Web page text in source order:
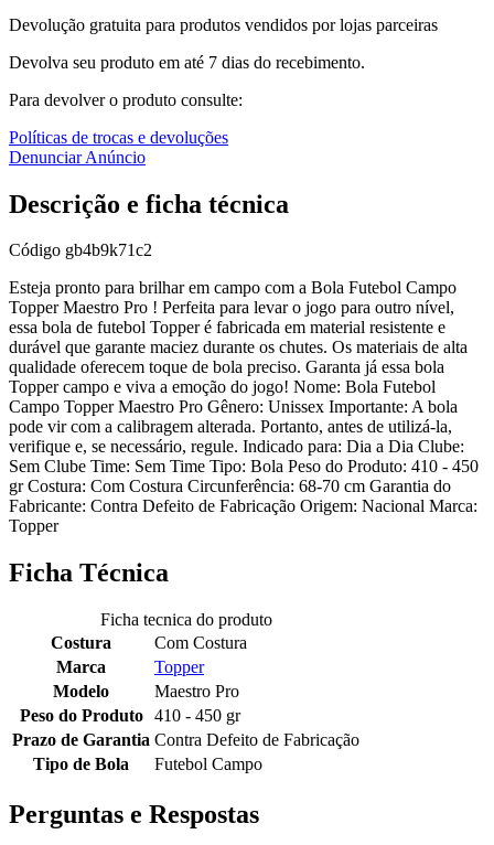
Devolução gratuita para produtos vendidos por lojas parceiras
Devolva seu produto em até 7 dias do recebimento.
Para devolver o produto consulte:
Políticas de trocas e devoluções
Denunciar Anúncio
Descrição e ficha técnica
Código gb4b9k71c2
Esteja pronto para brilhar em campo com a Bola Futebol Campo
Topper Maestro Pro ! Perfeita para levar o jogo para outro nível,
essa bola de futebol Topper é fabricada em material resistente e
durável que garante maciez durante os chutes. Os materiais de alta
qualidade oferecem toque de bola preciso. Garanta já essa bola
Topper campo e viva a emoção do jogo! Nome: Bola Futebol
Campo Topper Maestro Pro Gênero: Unissex Importante: A bola
pode vir com a calibragem alterada. Portanto, antes de utilizá-la,
verifique e, se necessário, regule. Indicado para: Dia a Dia Clube:
Sem Clube Time: Sem Time Tipo: Bola Peso do Produto: 410 - 450
gr Costura: Com Costura Circunferência: 68-70 cm Garantia do
Fabricante: Contra Defeito de Fabricação Origem: Nacional Marca:
Topper
Ficha Técnica
Ficha tecnica do produto
Costura
Com Costura
Marca
Topper
Modelo
Maestro Pro
Peso do Produto
410 - 450 gr
Prazo de Garantia Contra Defeito de Fabricação
Tipo de Bola
Futebol Campo
Perguntas e Respostas